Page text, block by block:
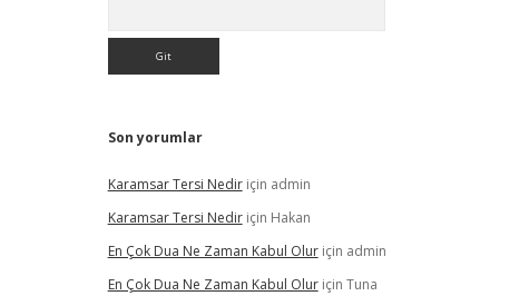
Son yorumlar
Karamsar Tersi Nediriçin admin
Karamsar Tersi Nediriçin Hakan
En Çok Dua Ne Zaman Kabul Oluriçin admin
En Çok Dua Ne Zaman Kabul Oluriçin Tuna